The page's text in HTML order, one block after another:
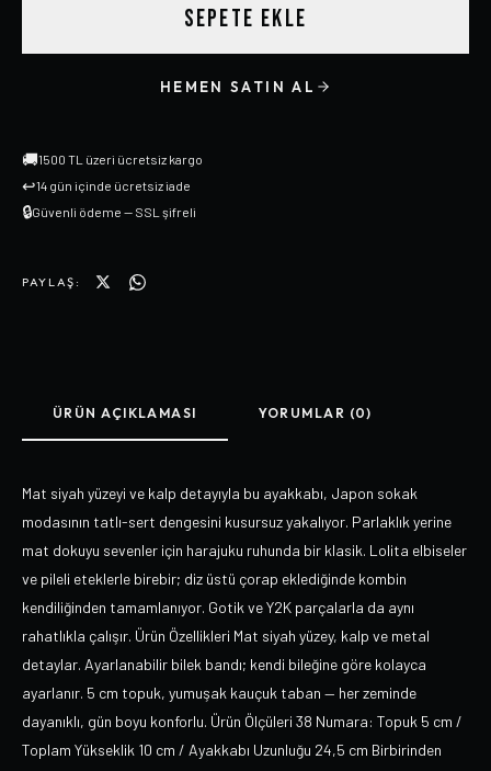
SEPETE EKLE
HEMEN SATIN AL
🚚1500 TL üzeri ücretsiz kargo
↩14 gün içinde ücretsiz iade
🔒Güvenli ödeme — SSL şifreli
PAYLAŞ:
ÜRÜN AÇIKLAMASI YORUMLAR (0)
Mat siyah yüzeyi ve kalp detayıyla bu ayakkabı, Japon sokak
modasının tatlı-sert dengesini kusursuz yakalıyor. Parlaklık yerine
mat dokuyu sevenler için harajuku ruhunda bir klasik. Lolita elbiseler
ve pileli eteklerle birebir; diz üstü çorap eklediğinde kombin
kendiliğinden tamamlanıyor. Gotik ve Y2K parçalarla da aynı
rahatlıkla çalışır. Ürün Özellikleri Mat siyah yüzey, kalp ve metal
detaylar. Ayarlanabilir bilek bandı; kendi bileğine göre kolayca
ayarlanır. 5 cm topuk, yumuşak kauçuk taban — her zeminde
dayanıklı, gün boyu konforlu. Ürün Ölçüleri 38 Numara: Topuk 5 cm /
Toplam Yükseklik 10 cm / Ayakkabı Uzunluğu 24,5 cm Birbirinden